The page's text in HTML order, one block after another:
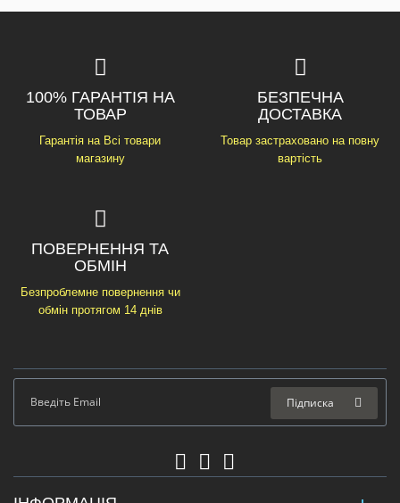
100% ГАРАНТІЯ НА
ТОВАР
Гарантія на Всі товари
магазину
БЕЗПЕЧНА
ДОСТАВКА
Товар застраховано на повну
вартість
ПОВЕРНЕННЯ ТА
ОБМІН
Безпроблемне повернення чи
обмін протягом 14 днів
Підписка